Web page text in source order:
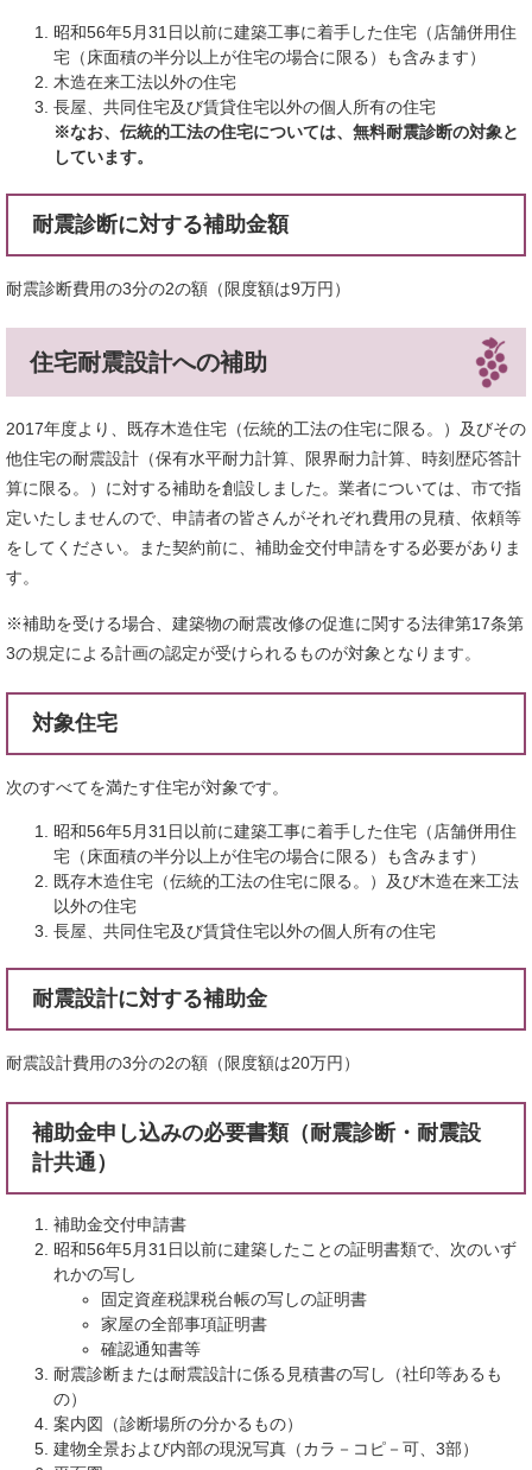
昭和56年5月31日以前に建築工事に着手した住宅（店舗併用住
宅（床面積の半分以上が住宅の場合に限る）も含みます）
木造在来工法以外の住宅
長屋、共同住宅及び賃貸住宅以外の個人所有の住宅
※なお、伝統的工法の住宅については、無料耐震診断の対象と
しています。
耐震診断に対する補助金額
耐震診断費用の3分の2の額（限度額は9万円）
住宅耐震設計への補助
2017年度より、既存木造住宅（伝統的工法の住宅に限る。）及びその
他住宅の耐震設計（保有水平耐力計算、限界耐力計算、時刻歴応答計
算に限る。）に対する補助を創設しました。業者については、市で指
定いたしませんので、申請者の皆さんがそれぞれ費用の見積、依頼等
をしてください。また契約前に、補助金交付申請をする必要がありま
す。
※補助を受ける場合、建築物の耐震改修の促進に関する法律第17条第
3の規定による計画の認定が受けられるものが対象となります。
対象住宅
次のすべてを満たす住宅が対象です。
昭和56年5月31日以前に建築工事に着手した住宅（店舗併用住
宅（床面積の半分以上が住宅の場合に限る）も含みます）
既存木造住宅（伝統的工法の住宅に限る。）及び木造在来工法
以外の住宅
長屋、共同住宅及び賃貸住宅以外の個人所有の住宅
耐震設計に対する補助金
耐震設計費用の3分の2の額（限度額は20万円）
補助金申し込みの必要書類（耐震診断・耐震設
計共通）
補助金交付申請書
昭和56年5月31日以前に建築したことの証明書類で、次のいず
れかの写し
固定資産税課税台帳の写しの証明書
家屋の全部事項証明書
確認通知書等
耐震診断または耐震設計に係る見積書の写し（社印等あるも
の）
案内図（診断場所の分かるもの）
建物全景および内部の現況写真（カラ－コピ－可、3部）